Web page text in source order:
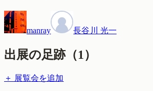
manray 長谷川 光一
出展の足跡（1）
＋ 展覧会を追加